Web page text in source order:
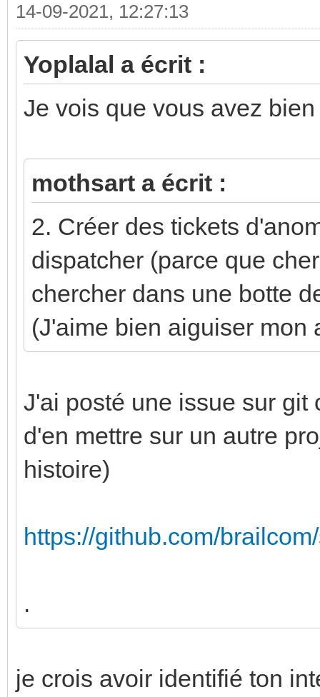
14-09-2021, 12:27:13
Yoplalal a écrit :
Je vois que vous avez
mothsart a écrit :
2. Créer des tickets
dispatcher (parce que
chercher dans une botte
(J'aime bien aiguiser mon
J'ai posté une issue sur git
d'en mettre sur un autre
histoire)
https://github.com/
.
je crois avoir identifié ton